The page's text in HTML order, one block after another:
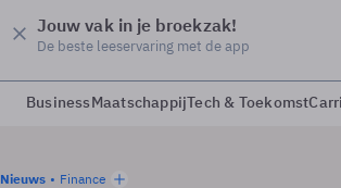
Jouw vak in je broekzak!
De beste leeservaring met de app
BusinessMaatschappijTech & Toekomst
Nieuws
Finance